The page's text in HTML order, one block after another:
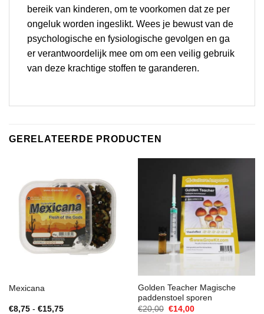
bereik van kinderen, om te voorkomen dat ze per
ongeluk worden ingeslikt. Wees je bewust van de
psychologische en fysiologische gevolgen en ga
er verantwoordelijk mee om om een veilig gebruik
van deze krachtige stoffen te garanderen.
GERELATEERDE PRODUCTEN
Mexicana
€8,75 - €15,75Prijsklasse:
Golden Teacher Magische
paddenstoel sporen
€20,00 Oorspronkelijke
€14,00Huidige